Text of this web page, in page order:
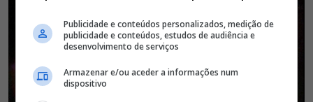
Publicidade e conteúdos personalizados, medição de
publicidade e conteúdos, estudos de audiência e
desenvolvimento de serviços
Armazenar e/ou aceder a informações num
dispositivo